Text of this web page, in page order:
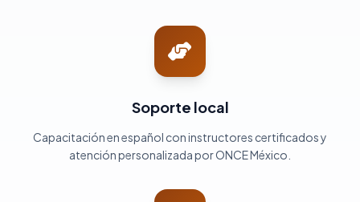
Soporte local
Capacitación en español con instructores certificados y
atención personalizada por ONCE México.